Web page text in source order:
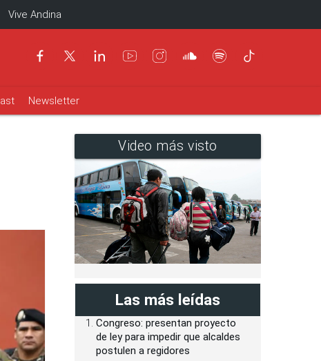
Vive Andina
Newsletter
Video más visto
Las más leídas
Congreso: presentan proyecto
de ley para impedir que alcaldes
postulen a regidores